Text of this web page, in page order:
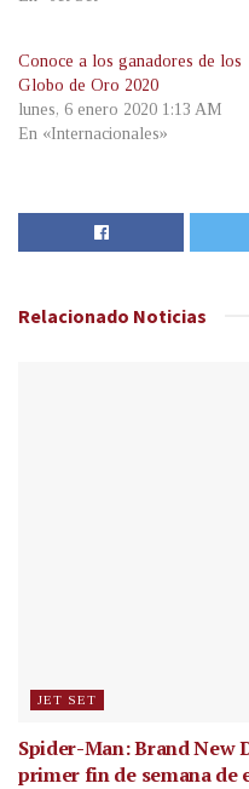
Conoce a los ganadores de los
Globo de Oro 2020
lunes, 6 enero 2020 1:13 AM
En «Internacionales»
Relacionado Noticias
JET SET
Spider-Man: Brand New
primer fin de semana de